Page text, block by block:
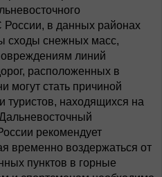
в данных районах
сходы снежных масс,
линий
расположенных в
могут стать причиной
туристов, находящихся на
рекомендует
временно воздержаться от
пунктов в горные